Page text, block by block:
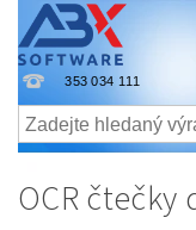
353 034 111
OCR čtečky